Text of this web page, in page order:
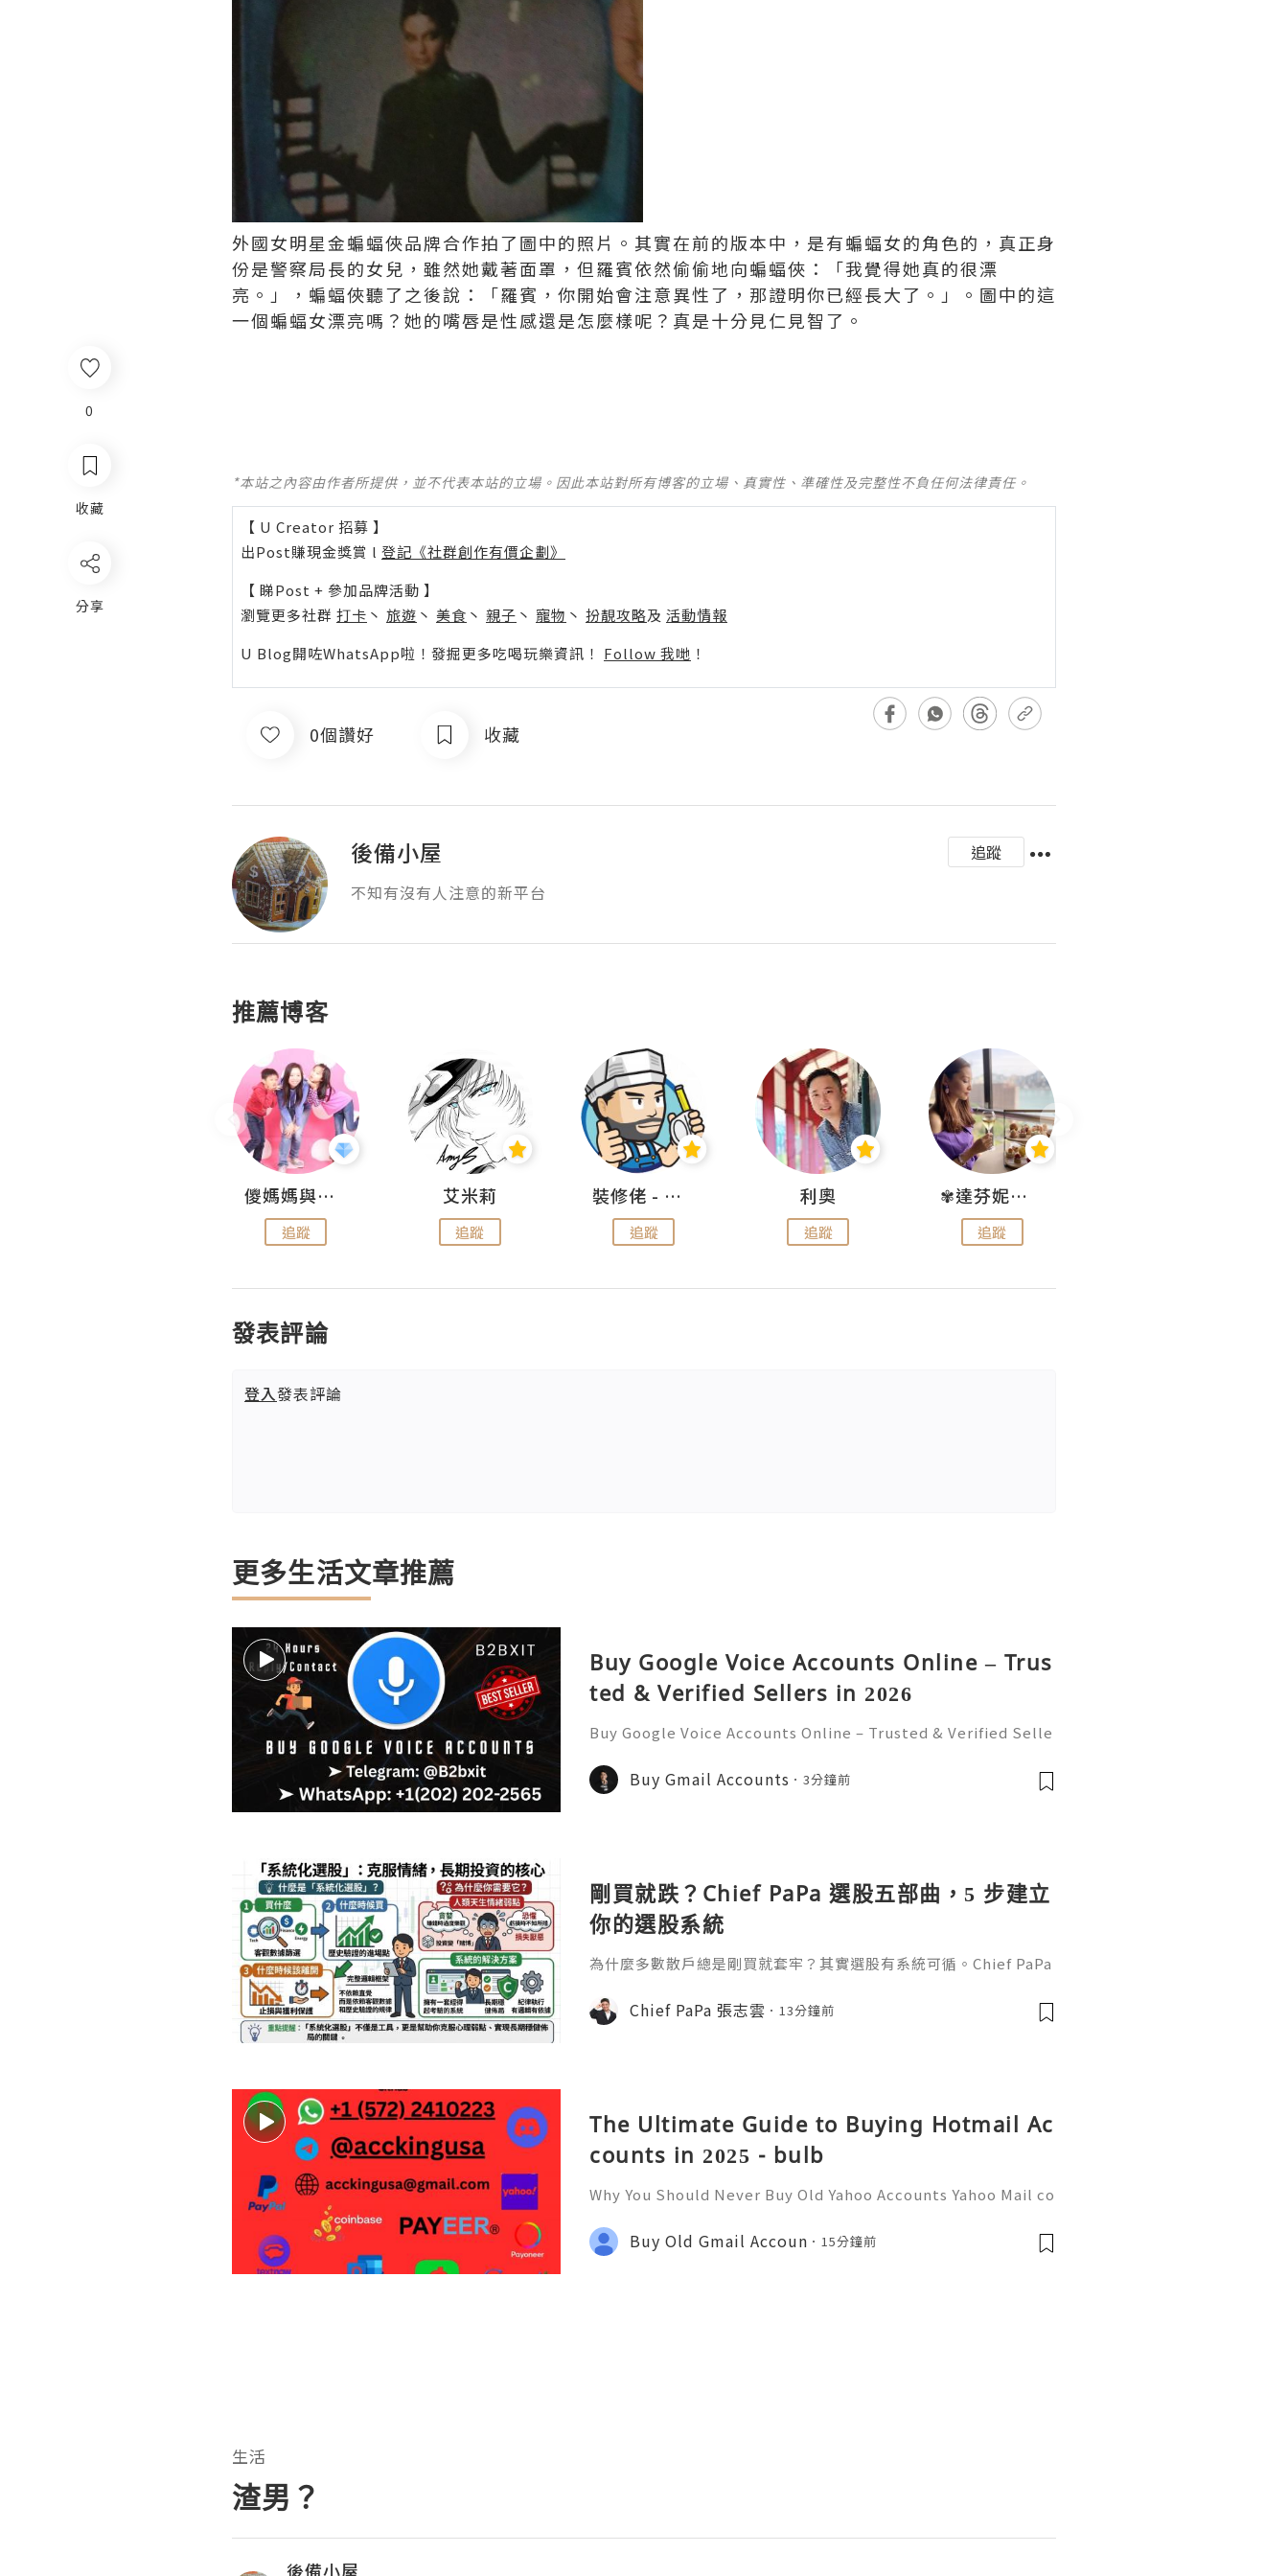
0
收藏
分享
外國女明星金蝙蝠俠品牌合作拍了圖中的照片。其實在前的版本中，是有蝙蝠女的角色的，真正身
份是警察局長的女兒，雖然她戴著面罩，但羅賓依然偷偷地向蝙蝠俠：「我覺得她真的很漂
亮。」，蝙蝠俠聽了之後說：「羅賓，你開始會注意異性了，那證明你已經長大了。」。圖中的這
一個蝙蝠女漂亮嗎？她的嘴唇是性感還是怎麼樣呢？真是十分見仁見智了。
*本站之內容由作者所提供，並不代表本站的立場。因此本站對所有博客的立場、真實性、準確性及完整性不負任何法律責任。
【 U Creator 招募 】
出Post賺現金獎賞 l 登記《社群創作有價企劃》
【 睇Post + 參加品牌活動 】
瀏覽更多社群 打卡 丶 旅遊 丶 美食 丶 親子 丶 寵物 丶 扮靚攻略及 活動情報
U Blog開咗WhatsApp啦！發掘更多吃喝玩樂資訊！ Follow 我哋 ！
0個讚好 收藏
後備小屋
追蹤
不知有沒有人注意的新平台
推薦博客
儍媽媽與兩隻小魔怪之家
追蹤
艾米莉
追蹤
裝修佬 - 香港一站式網上裝修平台
追蹤
利奧
追蹤
✾達芬妮•愛孩子•愛生活✾
追蹤
發表評論
登入發表評論
更多生活文章推薦
Buy Google Voice Accounts Online – Trus
ted & Verified Sellers in 2026
Buy Google Voice Accounts Online – Trusted & Verified Selle
d verified sellers in 2026. Find secure, reliable accounts with
fast delivery for
Buy Gmail Accounts 3分鐘前
剛買就跌？Chief PaPa 選股五部曲，5 步建立
你的選股系統
為什麼多數散戶總是剛買就套牢？其實選股有系統可循。Chief PaPa
用方法取代憑感覺，建立自己的一套選股系統。
Chief PaPa 張志雲 13分鐘前
The Ultimate Guide to Buying Hotmail Ac
counts in 2025 - bulb
Why You Should Never Buy Old Yahoo Accounts Yahoo Mail co
onal communication, business correspondence, and online a
ccount recovery. Because of
Buy Old Gmail Accoun 15分鐘前
生活
渣男？
後備小屋